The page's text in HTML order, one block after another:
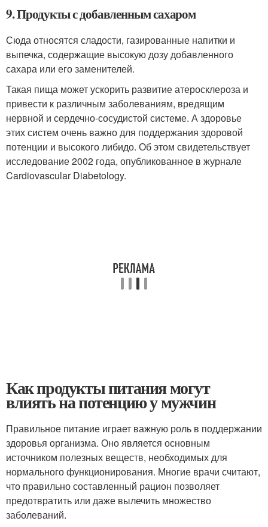
9. Продукты с добавленным сахаром
Сюда относятся сладости, газированные напитки и
выпечка, содержащие высокую дозу добавленного
сахара или его заменителей.
Такая пища может ускорить развитие атеросклероза и
привести к различным заболеваниям, вредящим
нервной и сердечно-сосудистой системе. А здоровье
этих систем очень важно для поддержания здоровой
потенции и высокого либидо. Об этом свидетельствует
исследование 2002 года, опубликованное в журнале
Cardiovascular Diabetology.
Как продукты питания могут
влиять на потенцию у мужчин
Правильное питание играет важную роль в поддержании
здоровья организма. Оно является основным
источником полезных веществ, необходимых для
нормального функционирования. Многие врачи считают,
что правильно составленный рацион позволяет
предотвратить или даже вылечить множество
заболеваний.